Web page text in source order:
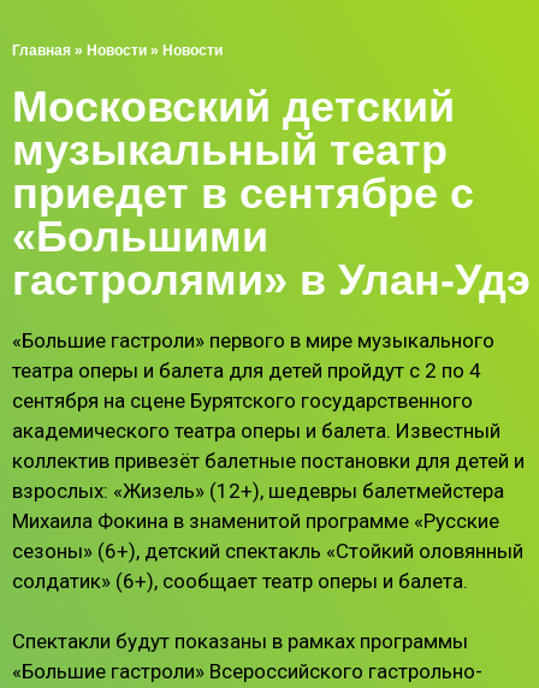
Главная » Новости » Новости
Московский детский
музыкальный театр
приедет в сентябре с
«Большими
гастролями» в Улан-Удэ
«Большие гастроли» первого в мире музыкального
театра оперы и балета для детей пройдут с 2 по 4
сентября на сцене Бурятского государственного
академического театра оперы и балета. Известный
коллектив привезёт балетные постановки для детей и
взрослых: «Жизель» (12+), шедевры балетмейстера
Михаила Фокина в знаменитой программе «Русские
сезоны» (6+), детский спектакль «Стойкий оловянный
солдатик» (6+), сообщает театр оперы и балета.
Спектакли будут показаны в рамках программы
«Большие гастроли» Всероссийского гастрольно-